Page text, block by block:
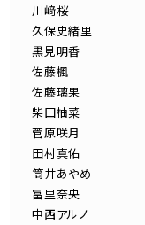
川﨑桜
久保史緒里
黒見明香
佐藤楓
佐藤璃果
柴田柚菜
菅原咲月
田村真佑
筒井あやめ
冨里奈央
中西アルノ